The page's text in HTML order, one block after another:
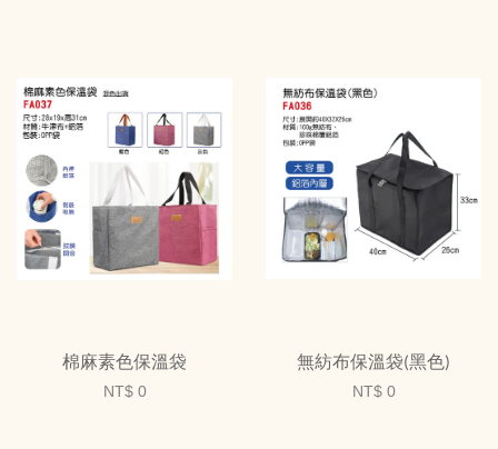
棉麻素色保溫袋
NT$ 0
無紡布保溫袋(黑色)
NT$ 0